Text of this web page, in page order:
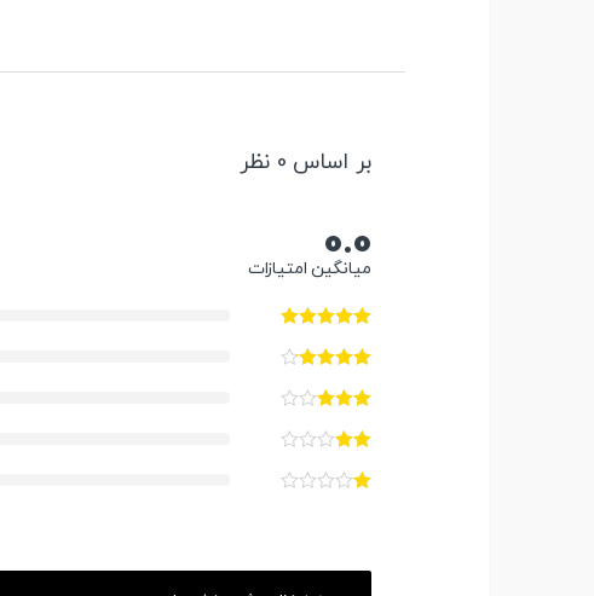
بر اساس 0 نظر
0.0
میانگین امتیازات